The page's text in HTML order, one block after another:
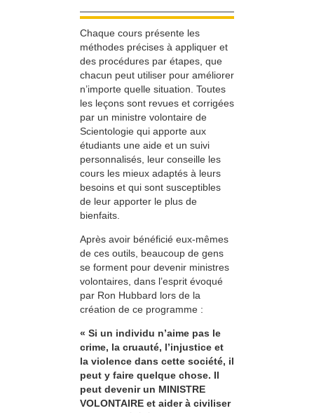
Chaque cours présente les
méthodes précises à appliquer et
des procédures par étapes, que
chacun peut utiliser pour améliorer
n’importe quelle situation. Toutes
les leçons sont revues et corrigées
par un ministre volontaire de
Scientologie qui apporte aux
étudiants une aide et un suivi
personnalisés, leur conseille les
cours les mieux adaptés à leurs
besoins et qui sont susceptibles
de leur apporter le plus de
bienfaits.
Après avoir bénéficié eux-mêmes
de ces outils, beaucoup de gens
se forment pour devenir ministres
volontaires, dans l’esprit évoqué
par Ron Hubbard lors de la
création de ce programme :
« Si un individu n’aime pas le
crime, la cruauté, l’injustice et
la violence dans cette société, il
peut y faire quelque chose. Il
peut devenir un MINISTRE
VOLONTAIRE et aider à civiliser